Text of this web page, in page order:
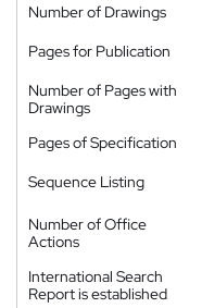
Number of Drawings
Pages for Publication
Number of Pages with
Drawings
Pages of Specification
Sequence Listing
Number of Office
Actions
International Search
Report is established